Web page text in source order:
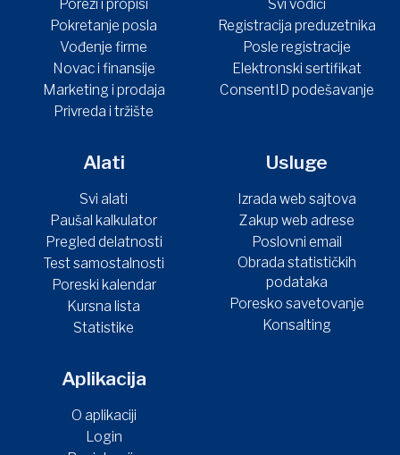
Porezi i propisi
Pokretanje posla
Vođenje firme
Novac i finansije
Marketing i prodaja
Privreda i tržište
Svi vodiči
Registracija preduzetnika
Posle registracije
Elektronski sertifikat
ConsentID podešavanje
Alati
Svi alati
Paušal kalkulator
Pregled delatnosti
Test samostalnosti
Poreski kalendar
Kursna lista
Statistike
Usluge
Izrada web sajtova
Zakup web adrese
Poslovni email
Obrada statističkih
podataka
Poresko savetovanje
Konsalting
Aplikacija
O aplikaciji
Login